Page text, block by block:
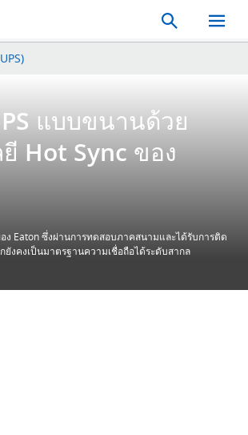
Search
Toggle
Mobile
แบบขนานด้วย
Hot Sync ของ
อง Eaton ซึ่งผ่านการทดสอบภาคสนามและได้รับการติด
งคงเป็นมาตรฐานความเชื่อถือได้ระดับสากล